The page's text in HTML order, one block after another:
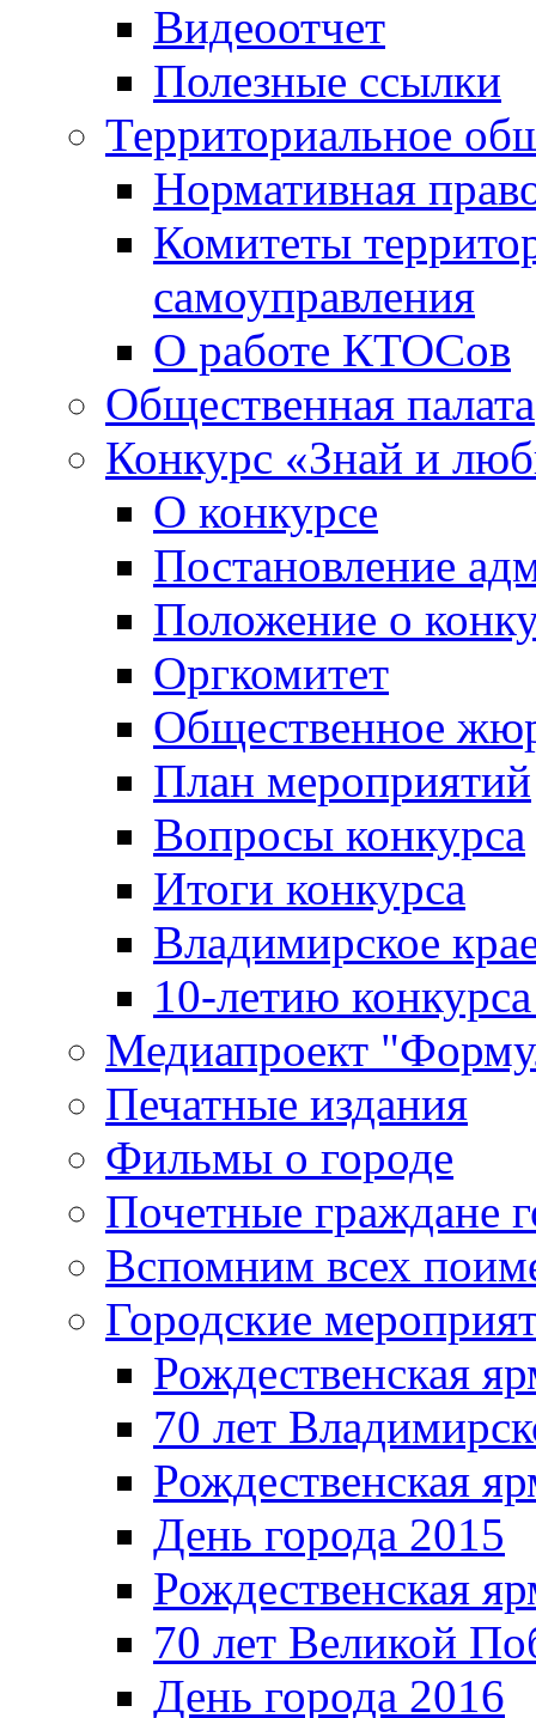
Видеоотчет
Полезные ссылки
Территориальное
Нормативная
Комитеты
самоуправления
О работе КТОСов
Общественная палата
Конкурс «Знай и
О конкурсе
Постановление
Положение о
Оргкомитет
Общественное
План мероприятий
Вопросы конкурса
Итоги конкурса
Владимирское
10-летию
Медиапроект
Печатные издания
Фильмы о городе
Почетные граждане
Вспомним всех
Городские
Рождественская
70 лет
Рождественская
День города 2015
Рождественская
70 лет Великой
День города 2016